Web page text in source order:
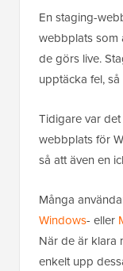
En staging-
webbplats som
de görs live.
upptäcka fel,
Tidigare var
webbplats för
så att även en
Många
Windows- eller
När de är klara
enkelt upp